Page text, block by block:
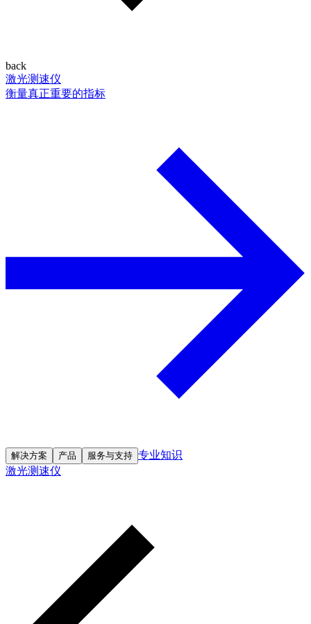
back
激光测速仪
衡量真正重要的指标
解决方案 产品 服务与支持 专业知识
激光测速仪